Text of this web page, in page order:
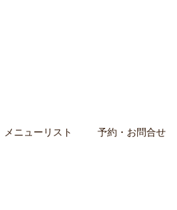
メニューリスト 予約・お問合せ